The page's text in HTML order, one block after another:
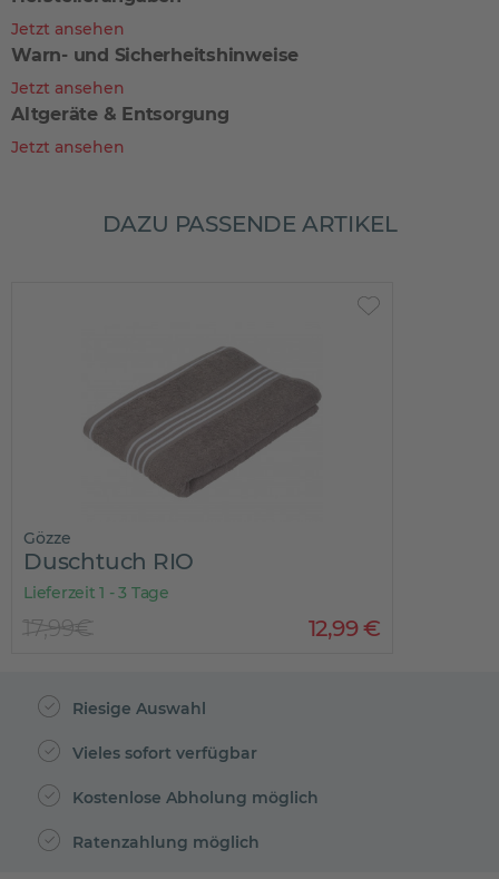
Jetzt ansehen
Warn- und Sicherheitshinweise
Jetzt ansehen
Altgeräte & Entsorgung
Jetzt ansehen
DAZU PASSENDE ARTIKEL
Gözze
Duschtuch RIO
Lieferzeit 1 - 3 Tage
12,99€
17,99€
Riesige Auswahl
Vieles sofort verfügbar
Kostenlose Abholung möglich
Ratenzahlung möglich